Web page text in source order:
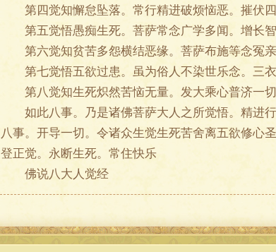
第四觉知懈怠坠落。常行精进破烦恼恶。摧伏
第五觉悟愚痴生死。菩萨常念广学多闻。增长智
第六觉知贫苦多怨横结恶缘。菩萨布施等念冤亲
第七觉悟五欲过患。虽为俗人不染世乐念。三衣
第八觉知生死炽然苦恼无量。发大乘心普济一切
如此八事。乃是诸佛菩萨大人之所觉悟。精进行
八事。开导一切。令诸众生觉生死苦舍离五欲修心
登正觉。永断生死。常住快乐
佛说八大人觉经